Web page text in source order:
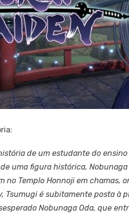
de um estudante do
uma figura histórica,
no Templo Honnoji em
Tsumugi é subitamente posta à
Nobunaga Oda, que